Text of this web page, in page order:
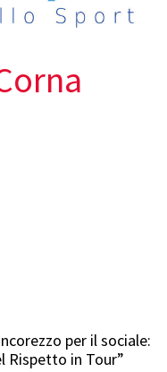
per il sociale:
Rispetto in Tour”